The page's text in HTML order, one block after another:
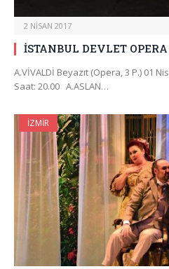
2 NISAN 2017
İSTANBUL DEVLET
A.VİVALDİ Beyazıt (Opera, 3 P.) 01
Saat: 20.00 A.ASLAN…
İZMIR